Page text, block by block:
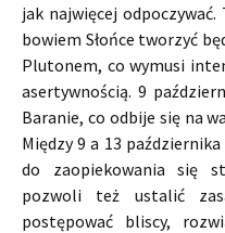
jak najwięcej
bowiem Słońce tworzyć
Plutonem, co wymusi
asertywnością. 9
Baranie, co odbije się na
Między 9 a 13
do zaopiekowania się
pozwoli też ustalić
postępować bliscy,